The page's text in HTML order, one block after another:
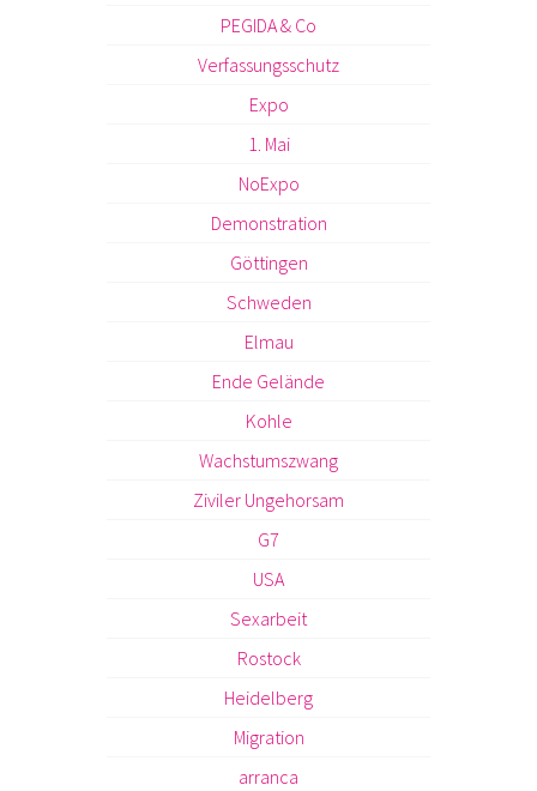
PEGIDA & Co
Verfassungsschutz
Expo
1. Mai
NoExpo
Demonstration
Göttingen
Schweden
Elmau
Ende Gelände
Kohle
Wachstumszwang
Ziviler Ungehorsam
G7
USA
Sexarbeit
Rostock
Heidelberg
Migration
arranca